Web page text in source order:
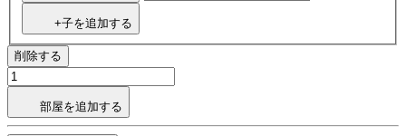
+子を追加する
削除する
部屋を追加する